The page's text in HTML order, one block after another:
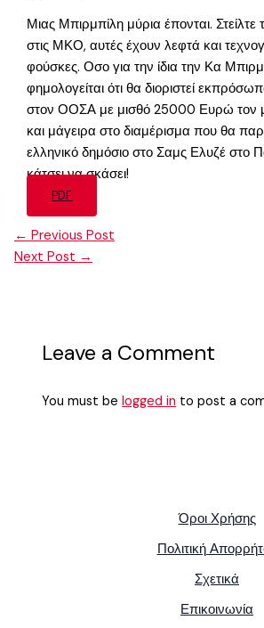
Μιας Μπιρμπίλη μύρια έπονται.
στις ΜΚΟ, αυτές έχουν λεφτά και
φούσκες. Οσο για την ίδια την Κα
φημολογείται ότι θα διοριστεί
στον ΟΟΣΑ με μισθό 25000 Ευρώ τον
και μάγειρα στο διαμέρισμα που θα
ελληνικό δημόσιο στο Σαμς Ελυζέ στο
κάτσει να σκάσει!
PDF
← Previous Post
Next Post →
Leave a Comment
You must belogged in to post a
Όροι Χρήσης
Πολιτική
Σχετικά
Επικοινωνία